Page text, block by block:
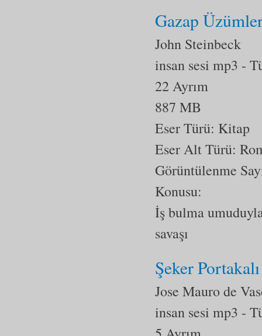
Gazap
John Steinbeck
insan sesi mp3 -
22 Ayrım
887 MB
Eser Türü: Kitap
Eser Alt Türü:
Görüntülenme
Konusu:
İş bulma
savaşı
Şeker Portakalı
Jose Mauro de
insan sesi mp3 -